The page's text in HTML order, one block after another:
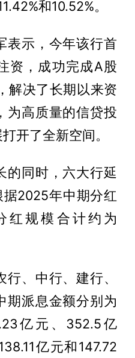
和10.52%。
表示，今年该行首
资，成功完成A股
解决了长期以来资
为高质量的信贷投
开了全新空间。
的同时，六大行延
据2025年中期分红
红规模合计约为
、中行、建行、
期派息金额分别为
亿元、352.5亿
亿元和147.72